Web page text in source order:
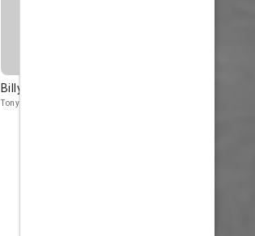
Billy Gilbert
Tony